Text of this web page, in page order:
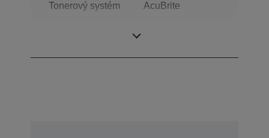
Tonerový systém AcuBrite